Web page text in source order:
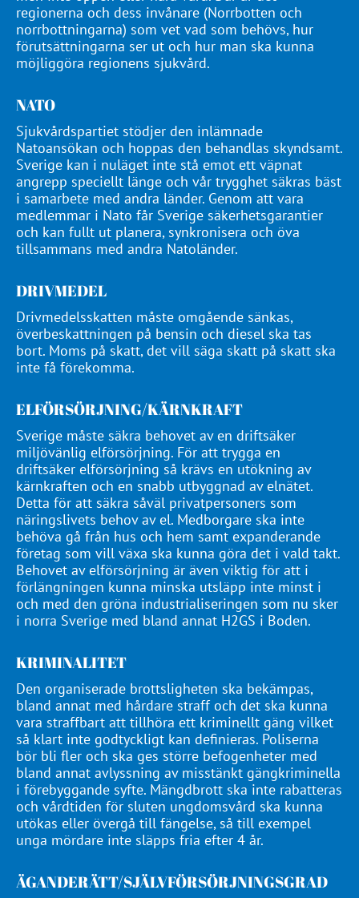
regionerna och dess invånare (Norrbotten och
norrbottningarna) som vet vad som behövs, hur
förutsättningarna ser ut och hur man ska kunna
möjliggöra regionens sjukvård.
NATO
Sjukvårdspartiet stödjer den inlämnade
Natoansökan och hoppas den behandlas skyndsamt.
Sverige kan i nuläget inte stå emot ett väpnat
angrepp speciellt länge och vår trygghet säkras bäst
i samarbete med andra länder. Genom att vara
medlemmar i Nato får Sverige säkerhetsgarantier
och kan fullt ut planera, synkronisera och öva
tillsammans med andra Natoländer.
DRIVMEDEL
Drivmedelsskatten måste omgående sänkas,
överbeskattningen på bensin och diesel ska tas
bort. Moms på skatt, det vill säga skatt på skatt ska
inte få förekomma.
ELFÖRSÖRJNING/KÄRNKRAFT
Sverige måste säkra behovet av en driftsäker
miljövänlig elförsörjning. För att trygga en
driftsäker elförsörjning så krävs en utökning av
kärnkraften och en snabb utbyggnad av elnätet.
Detta för att säkra såväl privatpersoners som
näringslivets behov av el. Medborgare ska inte
behöva gå från hus och hem samt expanderande
företag som vill växa ska kunna göra det i vald takt.
Behovet av elförsörjning är även viktig för att i
förlängningen kunna minska utsläpp inte minst i
och med den gröna industrialiseringen som nu sker
i norra Sverige med bland annat H2GS i Boden.
KRIMINALITET
Den organiserade brottsligheten ska bekämpas,
bland annat med hårdare straff och det ska kunna
vara straffbart att tillhöra ett kriminellt gäng vilket
så klart inte godtyckligt kan definieras. Poliserna
bör bli fler och ska ges större befogenheter med
bland annat avlyssning av misstänkt gängkriminella
i förebyggande syfte. Mängdbrott ska inte rabatteras
och vårdtiden för sluten ungdomsvård ska kunna
utökas eller övergå till fängelse, så till exempel
unga mördare inte släpps fria efter 4 år.
ÄGANDERÄTT/SJÄLVFÖRSÖRJNINGSGRAD